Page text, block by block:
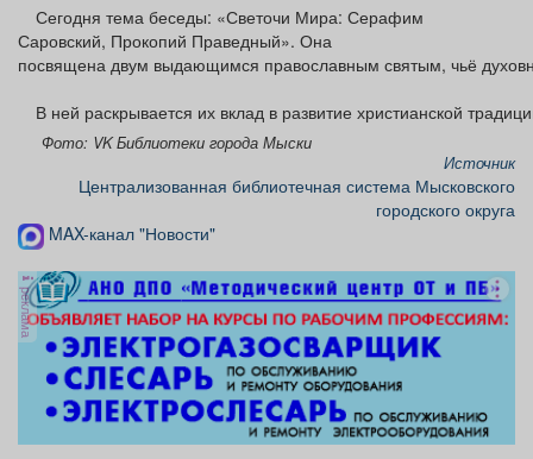
ТВ программа Я - пенсионер
Сегодня тема беседы: «Светочи Мира: Серафим
Саровский, Прокопий Праведный». Она
посвящена двум выдающимся православным святым, чьё
В ней раскрывается их вклад в развитие христианской
Фото: VK Библиотеки города Мыски
Источник
Централизованная библиотечная система Мысковского
городского округа
MAX-канал "Новости"
реклама